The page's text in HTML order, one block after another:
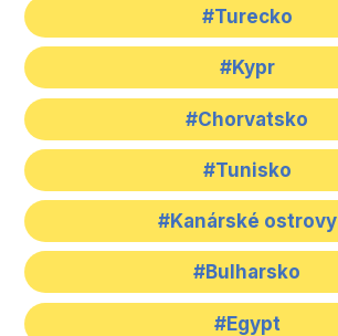
#Turecko
#Kypr
#Chorvatsko
#Tunisko
#Kanárské ostrovy
#Bulharsko
#Egypt